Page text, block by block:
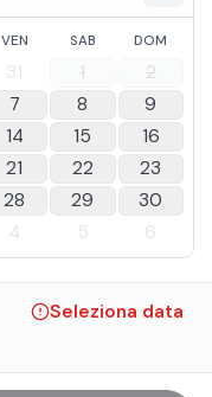
VEN SAB DOM
31 1
2
7 8
9
14 15
16
21 22
23
28 29
30
4 5 6
Seleziona data